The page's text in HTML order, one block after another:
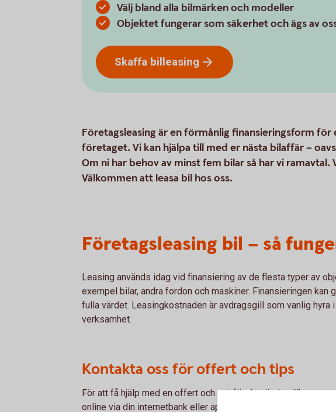
Välj bland alla bilmärken och modeller
Objektet fungerar som säkerhet och ägs av
Skaffa billeasing
Företagsleasing är en förmånlig finansieringsform
företaget. Vi kan hjälpa till med er nästa bilaffär –
Om ni har behov av minst fem bilar så har vi ramavtal.
Välkommen att leasa bil hos oss.
Företagsleasing bil – så
Leasing används idag vid finansiering av de flesta typer av
exempel bilar, andra fordon och maskiner. Finansieringen kan
fulla värdet. Leasingkostnaden är avdragsgill som vanlig hyra
verksamhet.
Kontakta oss för offert och tips
För att få hjälp med en offert och prisförslag är du välkommen
online via din internetbank eller app, kontakta din